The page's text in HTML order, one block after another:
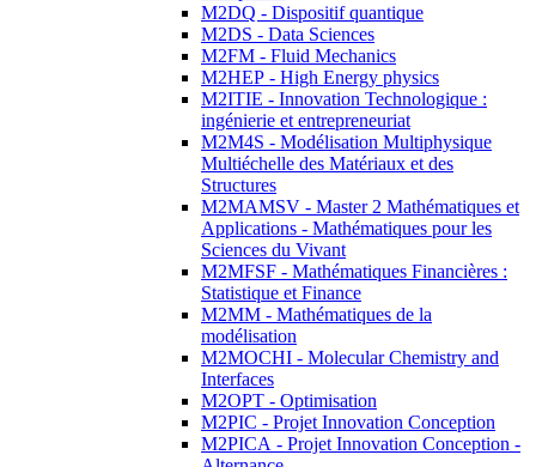
M2DQ - Dispositif quantique
M2DS - Data Sciences
M2FM - Fluid Mechanics
M2HEP - High Energy physics
M2ITIE - Innovation Technologique :
ingénierie et entrepreneuriat
M2M4S - Modélisation Multiphysique
Multiéchelle des Matériaux et des
Structures
M2MAMSV - Master 2 Mathématiques et
Applications - Mathématiques pour les
Sciences du Vivant
M2MFSF - Mathématiques Financières :
Statistique et Finance
M2MM - Mathématiques de la
modélisation
M2MOCHI - Molecular Chemistry and
Interfaces
M2OPT - Optimisation
M2PIC - Projet Innovation Conception
M2PICA - Projet Innovation Conception -